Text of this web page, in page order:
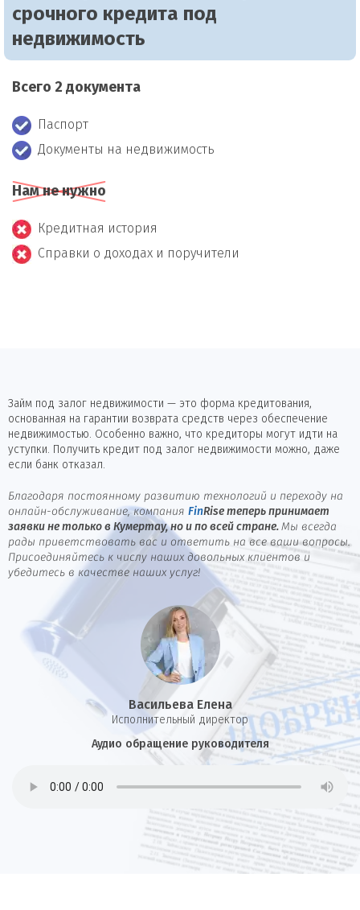
срочного кредита под
недвижимость
Всего 2 документа
Паспорт
Документы на недвижимость
Нам не нужно
Кредитная история
Справки о доходах и поручители
Займ под залог недвижимости — это форма кредитования,
основанная на гарантии возврата средств через обеспечение
недвижимостью. Особенно важно, что кредиторы могут идти на
уступки. Получить кредит под залог недвижимости можно, даже
если банк отказал.
Благодаря постоянному развитию технологий и переходу на
онлайн-обслуживание, компания FinRise теперь принимает
заявки не только в Кумертау, но и по всей стране. Мы всегда
рады приветствовать вас и ответить на все ваши вопросы.
Присоединяйтесь к числу наших довольных клиентов и
убедитесь в качестве наших услуг!
Васильева Елена
И сполнительный директор
Аудио обращение руководителя